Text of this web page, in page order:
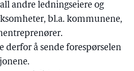
andre ledningseiere og
bl.a. kommunene,
derfor å sende forespørselen